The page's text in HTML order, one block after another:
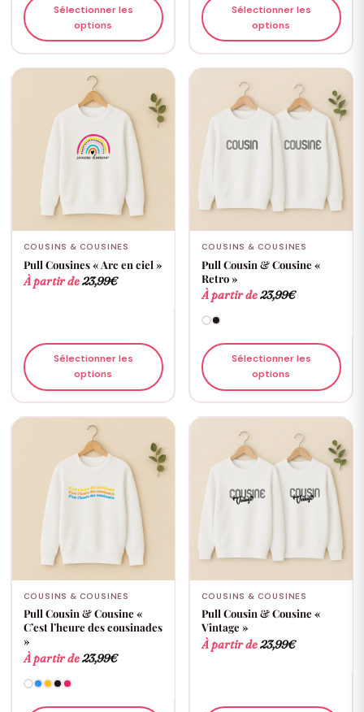
Sélectionner les
options
Sélectionner les
options
COUSINS & COUSINES
Pull Cousines « Arc en ciel »
À partir de23,99€
Sélectionner les
options
COUSINS & COUSINES
Pull Cousin & Cousine «
Retro »
À partir de23,99€
Sélectionner les
options
COUSINS & COUSINES
Pull Cousin & Cousine «
C’est l’heure des cousinades
»
À partir de23,99€
COUSINS & COUSINES
Pull Cousin & Cousine «
Vintage »
À partir de23,99€